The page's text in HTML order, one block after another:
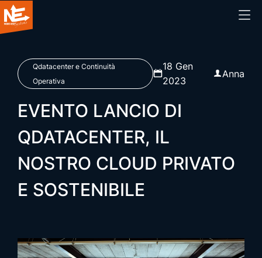
Home
Cosa facciamo
Prodotti
Blog
Qdatacenter e Continuità
Operativa
18 Gen
2023
Anna
EVENTO LANCIO DI
QDATACENTER, IL
NOSTRO CLOUD PRIVATO
E SOSTENIBILE